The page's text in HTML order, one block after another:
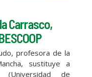
Carrasco,
profesora de la
sustituye a
(Universidad de